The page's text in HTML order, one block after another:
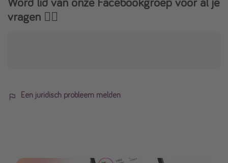
vragen 👇🏻
Een juridisch probleem melden